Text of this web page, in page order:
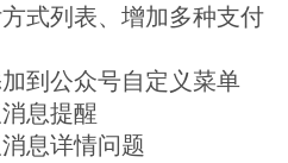
式列表、增加多种支付
到公众号自定义菜单
息提醒
息详情问题